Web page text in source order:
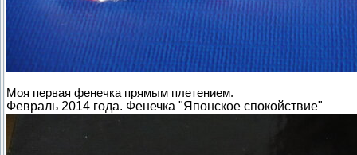
Моя первая фенечка прямым плетением.
Февраль 2014 года. Фенечка "Японское спокойствие"